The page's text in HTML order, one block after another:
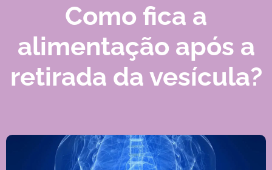
Como fica a
alimentação após a
retirada da vesícula?